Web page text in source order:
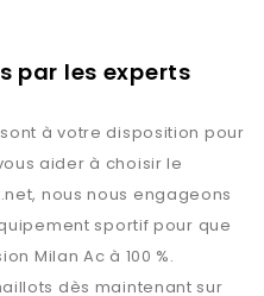
par les experts
sont à votre disposition pour
aider à choisir le
, nous nous engageons
sportif pour que
Milan Ac à 100 %.
dès maintenant sur